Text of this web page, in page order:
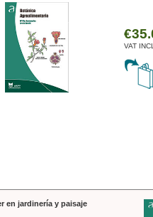
€35.00
VAT INCLUDED
en jardinería y paisaje